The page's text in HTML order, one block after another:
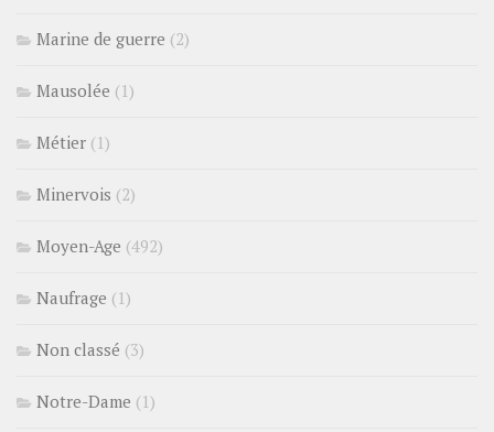
Marine de guerre (2)
Mausolée (1)
Métier (1)
Minervois (2)
Moyen-Age (492)
Naufrage (1)
Non classé (3)
Notre-Dame (1)